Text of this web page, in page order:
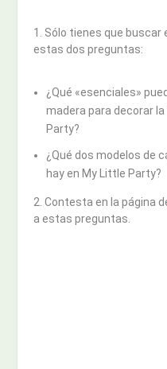
1. Sólo tienes que buscar
estas dos preguntas:
¿Qué «esenciales»
madera para decorar
Party?
¿Qué dos modelos de
hay en My Little Party?
2. Contesta en la página
a estas preguntas.